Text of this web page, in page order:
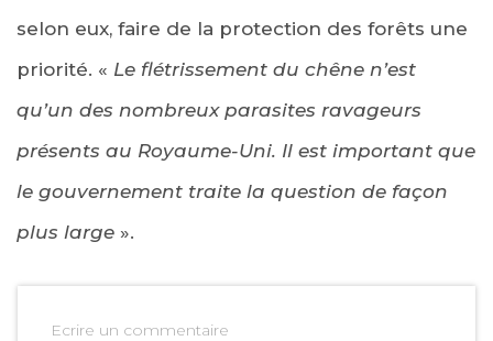
selon eux, faire de la protection des forêts une
priorité. « Le flétrissement du chêne n’est
qu’un des nombreux parasites ravageurs
présents au Royaume-Uni. Il est important que
le gouvernement traite la question de façon
plus large ».
Ecrire un commentaire